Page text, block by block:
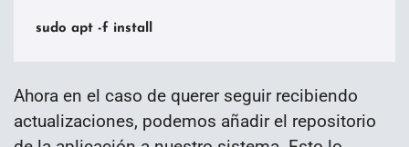
sudo apt -f install
Ahora en el caso de querer seguir recibiendo
actualizaciones, podemos añadir el repositorio